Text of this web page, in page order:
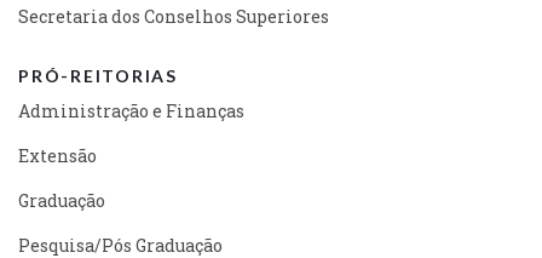
Secretaria dos Conselhos Superiores
PRÓ-REITORIAS
Administração e Finanças
Extensão
Graduação
Pesquisa/Pós Graduação